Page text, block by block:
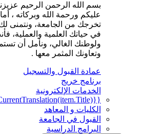
بسم الله الرحمن الرحيم
عليكم ورحمة الله وبركاته ،
تخرجك من الجامعة، ونتمنى لك
في حياتك العلمية والعملية،
ولوطنك الغالي، ونأمل أن
وتعاونك المثمر معها .
عمادة القبول والتسجيل
برنامج خريج
الخدمات الإلكترونية
{{mmc.getCurrentTranslation(item.Title)}}
الكليات و المعاهد
القبول في الجامعة
البرامج الدراسية